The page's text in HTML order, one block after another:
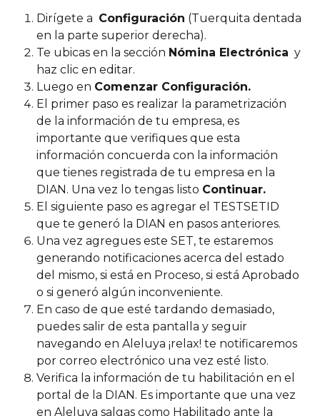
Dirígete a Configuración (Tuerquita dentada
en la parte superior derecha).
Te ubicas en la sección Nómina Electrónica
  y
haz clic en editar.
Luego en Comenzar Configuración.
El primer paso es realizar la parametrización
de la información de tu empresa, es
importante que verifiques que esta
información concuerda con la información
que tienes registrada de tu empresa en la
DIAN. Una vez lo tengas listo Continuar.
El siguiente paso es agregar el TESTSETID
que te generó la DIAN en pasos anteriores.
Una vez agregues este SET, te estaremos
generando notificaciones acerca del estado
del mismo, si está en Proceso, si está Aprobado
o si generó algún inconveniente.
En caso de que esté tardando demasiado,
puedes salir de esta pantalla y seguir
navegando en Aleluya ¡relax! te notificaremos
por correo electrónico una vez esté listo.
Verifica la información de tu habilitación en el
portal de la DIAN. Es importante que una vez
en Aleluya salgas como Habilitado ante la